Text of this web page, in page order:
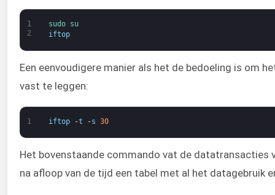
1
2
sudo su
iftop
Een eenvoudigere manier als het de bedoeling is om
vast te leggen:
1 iftop -t -s 30
Het bovenstaande commando vat de datatransacties
na afloop van de tijd een tabel met al het datagebruik